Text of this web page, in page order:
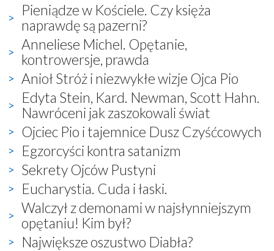
Pieniądze w Kościele. Czy księża
naprawdę są pazerni?
Anneliese Michel. Opętanie,
kontrowersje, prawda
Anioł Stróż i niezwykłe wizje Ojca Pio
Edyta Stein, Kard. Newman, Scott Hahn.
Nawróceni jak zaszokowali świat
Ojciec Pio i tajemnice Dusz Czyśćcowych
Egzorcyści kontra satanizm
Sekrety Ojców Pustyni
Eucharystia. Cuda i łaski.
Walczył z demonami w najsłynniejszym
opętaniu! Kim był?
Największe oszustwo Diabła?